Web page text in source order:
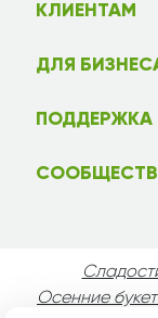
КЛИЕНТАМ
ДЛЯ
ПОДДЕРЖКА
Осенние